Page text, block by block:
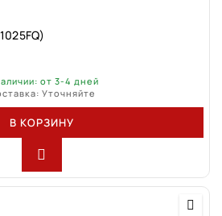
от 3-4 дней
Уточняйте
В КОРЗИНУ